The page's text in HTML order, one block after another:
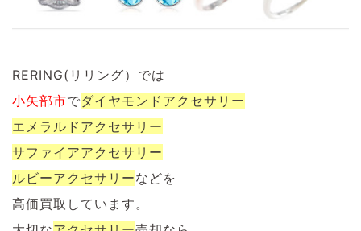
RERING(リリング）では
小矢部市でダイヤモンドアクセサリー
エメラルドアクセサリー
サファイアアクセサリー
ルビーアクセサリーなどを
高価買取しています。